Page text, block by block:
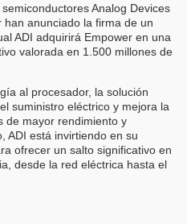
Analog Devices
han anunciado la firma de un
ADI adquirirá Empower en una
valorada en 1.500 millones de
al procesador, la solución
suministro eléctrico y mejora la
de mayor rendimiento y
ADI está invirtiendo en su
ofrecer un salto significativo en
desde la red eléctrica hasta el